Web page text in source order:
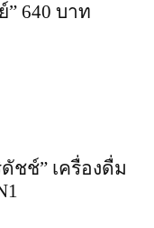
640 บาท
ชช์” เครื่องดื่ม